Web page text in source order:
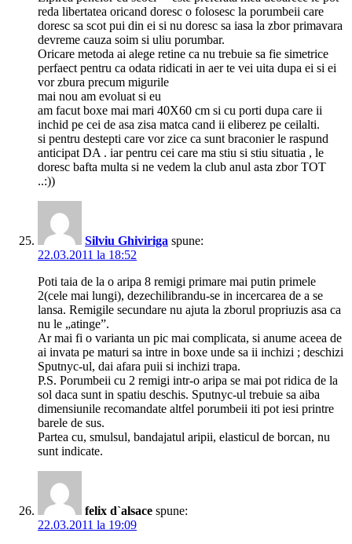
reda libertatea oricand doresc o folosesc la porumbeii care
doresc sa scot pui din ei si nu doresc sa iasa la zbor primavara
devreme cauza soim si uliu porumbar.
Oricare metoda ai alege retine ca nu trebuie sa fie simetrice
perfaect pentru ca odata ridicati in aer te vei uita dupa ei si ei
vor zbura precum migurile
mai nou am evoluat si eu
am facut boxe mai mari 40X60 cm si cu porti dupa care ii
inchid pe cei de asa zisa matca cand ii eliberez pe ceilalti.
si pentru destepti care vor zice ca sunt braconier le raspund
anticipat DA . iar pentru cei care ma stiu si stiu situatia , le
doresc bafta multa si ne vedem la club anul asta zbor TOT
..:))
Silviu Ghiviriga spune:
22.03.2011 la 18:52
Poti taia de la o aripa 8 remigi primare mai putin primele
2(cele mai lungi), dezechilibrandu-se in incercarea de a se
lansa. Remigile secundare nu ajuta la zborul propriuzis asa ca
nu le „atinge”.
Ar mai fi o varianta un pic mai complicata, si anume aceea de
ai invata pe maturi sa intre in boxe unde sa ii inchizi ; deschizi
Sputnyc-ul, dai afara puii si inchizi trapa.
P.S. Porumbeii cu 2 remigi intr-o aripa se mai pot ridica de la
sol daca sunt in spatiu deschis. Sputnyc-ul trebuie sa aiba
dimensiunile recomandate altfel porumbeii iti pot iesi printre
barele de sus.
Partea cu, smulsul, bandajatul aripii, elasticul de borcan, nu
sunt indicate.
felix d`alsace spune:
22.03.2011 la 19:09